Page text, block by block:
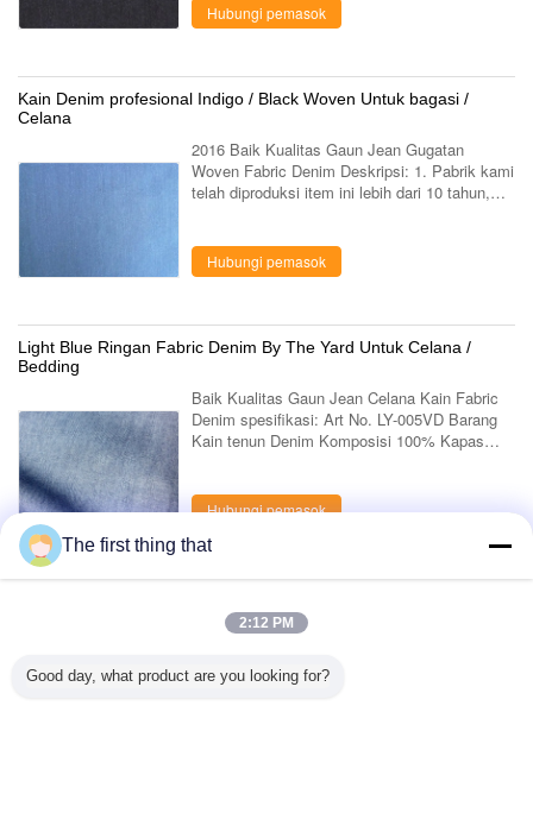
Hubungi pemasok
Kain Denim profesional Indigo / Black Woven Untuk bagasi /
Celana
2016 Baik Kualitas Gaun Jean Gugatan
Woven Fabric Denim Deskripsi: 1. Pabrik kami
telah diproduksi item ini lebih dari 10 tahun,
Hubungi pemasok
Light Blue Ringan Fabric Denim By The Yard Untuk Celana /
Bedding
Baik Kualitas Gaun Jean Celana Kain Fabric
Denim spesifikasi: Art No. LY-005VD Barang
Kain tenun Denim Komposisi 100% Kapas
Hubungi pemasok
1 / 3
Lihat semua produk >
The first thing that
2:12 PM
Good day, what product are you looking for?